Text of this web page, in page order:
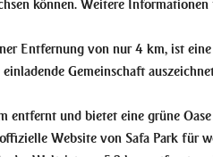
können. Weitere
Entfernung von nur 4 km, ist
Gemeinschaft
entfernt und bietet eine grüne
offizielle Website von Safa Park für